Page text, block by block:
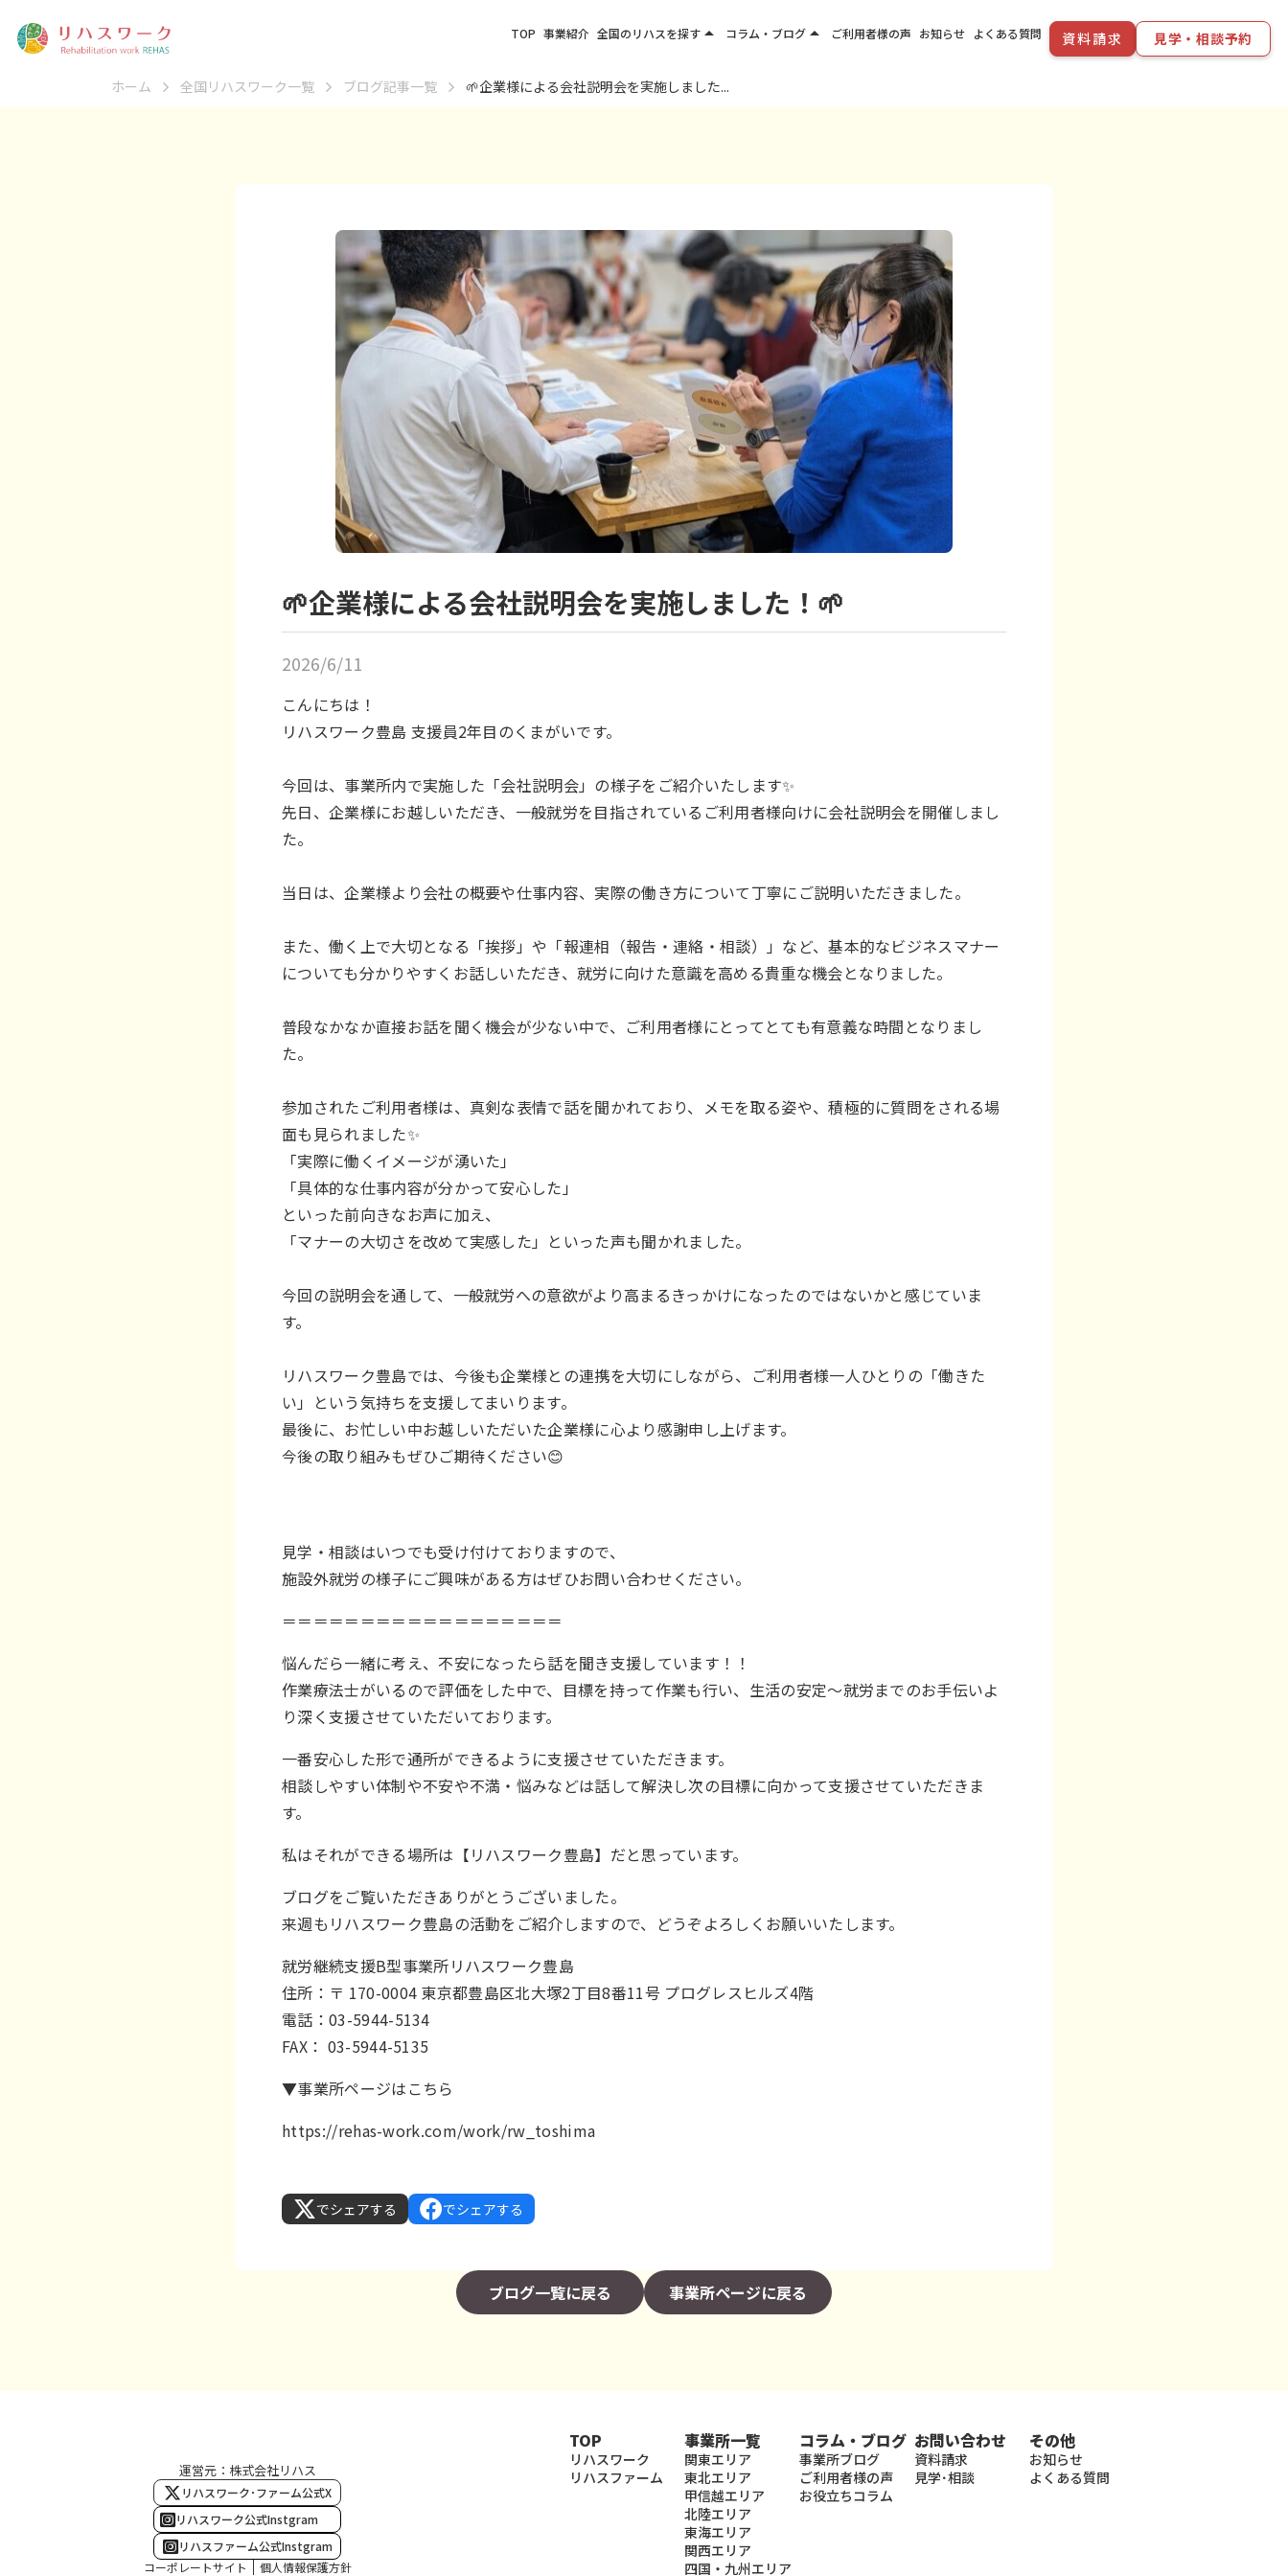
ホーム 全国リハスワーク一覧 ブログ記事一覧 🌱企業様による会社説明会を実施しました...
🌱企業様による会社説明会を実施しました！🌱
2026/6/11
こんにちは！
リハスワーク豊島 支援員2年目のくまがいです。
今回は、事業所内で実施した「会社説明会」の様子をご紹介いたします✨
先日、企業様にお越しいただき、一般就労を目指されているご利用者様向けに会社説明会を開催しまし
た。
当日は、企業様より会社の概要や仕事内容、実際の働き方について丁寧にご説明いただきました。
また、働く上で大切となる「挨拶」や「報連相（報告・連絡・相談）」など、基本的なビジネスマナー
についても分かりやすくお話しいただき、就労に向けた意識を高める貴重な機会となりました。
普段なかなか直接お話を聞く機会が少ない中で、ご利用者様にとってとても有意義な時間となりまし
た。
参加されたご利用者様は、真剣な表情で話を聞かれており、メモを取る姿や、積極的に質問をされる場
面も見られました✨
「実際に働くイメージが湧いた」
「具体的な仕事内容が分かって安心した」
といった前向きなお声に加え、
「マナーの大切さを改めて実感した」といった声も聞かれました。
今回の説明会を通して、一般就労への意欲がより高まるきっかけになったのではないかと感じていま
す。
リハスワーク豊島では、今後も企業様との連携を大切にしながら、ご利用者様一人ひとりの「働きた
い」という気持ちを支援してまいります。
最後に、お忙しい中お越しいただいた企業様に心より感謝申し上げます。
今後の取り組みもぜひご期待ください😊
見学・相談はいつでも受け付けておりますので、
施設外就労の様子にご興味がある方はぜひお問い合わせください。
＝＝＝＝＝＝＝＝＝＝＝＝＝＝＝＝＝＝
悩んだら一緒に考え、不安になったら話を聞き支援しています！！
作業療法士がいるので評価をした中で、目標を持って作業も行い、生活の安定～就労までのお手伝いよ
り深く支援させていただいております。
一番安心した形で通所ができるように支援させていただきます。
相談しやすい体制や不安や不満・悩みなどは話して解決し次の目標に向かって支援させていただきま
す。
私はそれができる場所は【リハスワーク豊島】だと思っています。
ブログをご覧いただきありがとうございました。
来週もリハスワーク豊島の活動をご紹介しますので、どうぞよろしくお願いいたします。
就労継続支援B型事業所リハスワーク豊島
住所：〒 170-0004 東京都豊島区北大塚2丁目8番11号 プログレスヒルズ4階
電話：03-5944-5134
FAX： 03-5944-5135
▼事業所ページはこちら
https://rehas-work.com/work/rw_toshima
でシェアする でシェアする
ブログ一覧に戻る 事業所ページに戻る
TOP 事業紹介 全国のリハスを探すarrow_drop_up
東北エリア
四国・九州エリア
コラム・ブログarrow_drop_up
事業所ブログ
ご利用者様の声 お知らせ よくある質問 資料請求 見学・相談予約
運営元：株式会社リハス
リハスワーク･ファーム公式X
リハスワーク公式Instgram
リハスファーム公式Instgram
コーポレートサイト
個人情報保護方針
TOP
リハスワーク
リハスファーム
事業所一覧
関東エリア
東北エリア
甲信越エリア
北陸エリア
東海エリア
関西エリア
四国・九州エリア
コラム・ブログ
事業所ブログ
ご利用者様の声
お役立ちコラム
お問い合わせ
資料請求
見学･相談
その他
お知らせ
よくある質問